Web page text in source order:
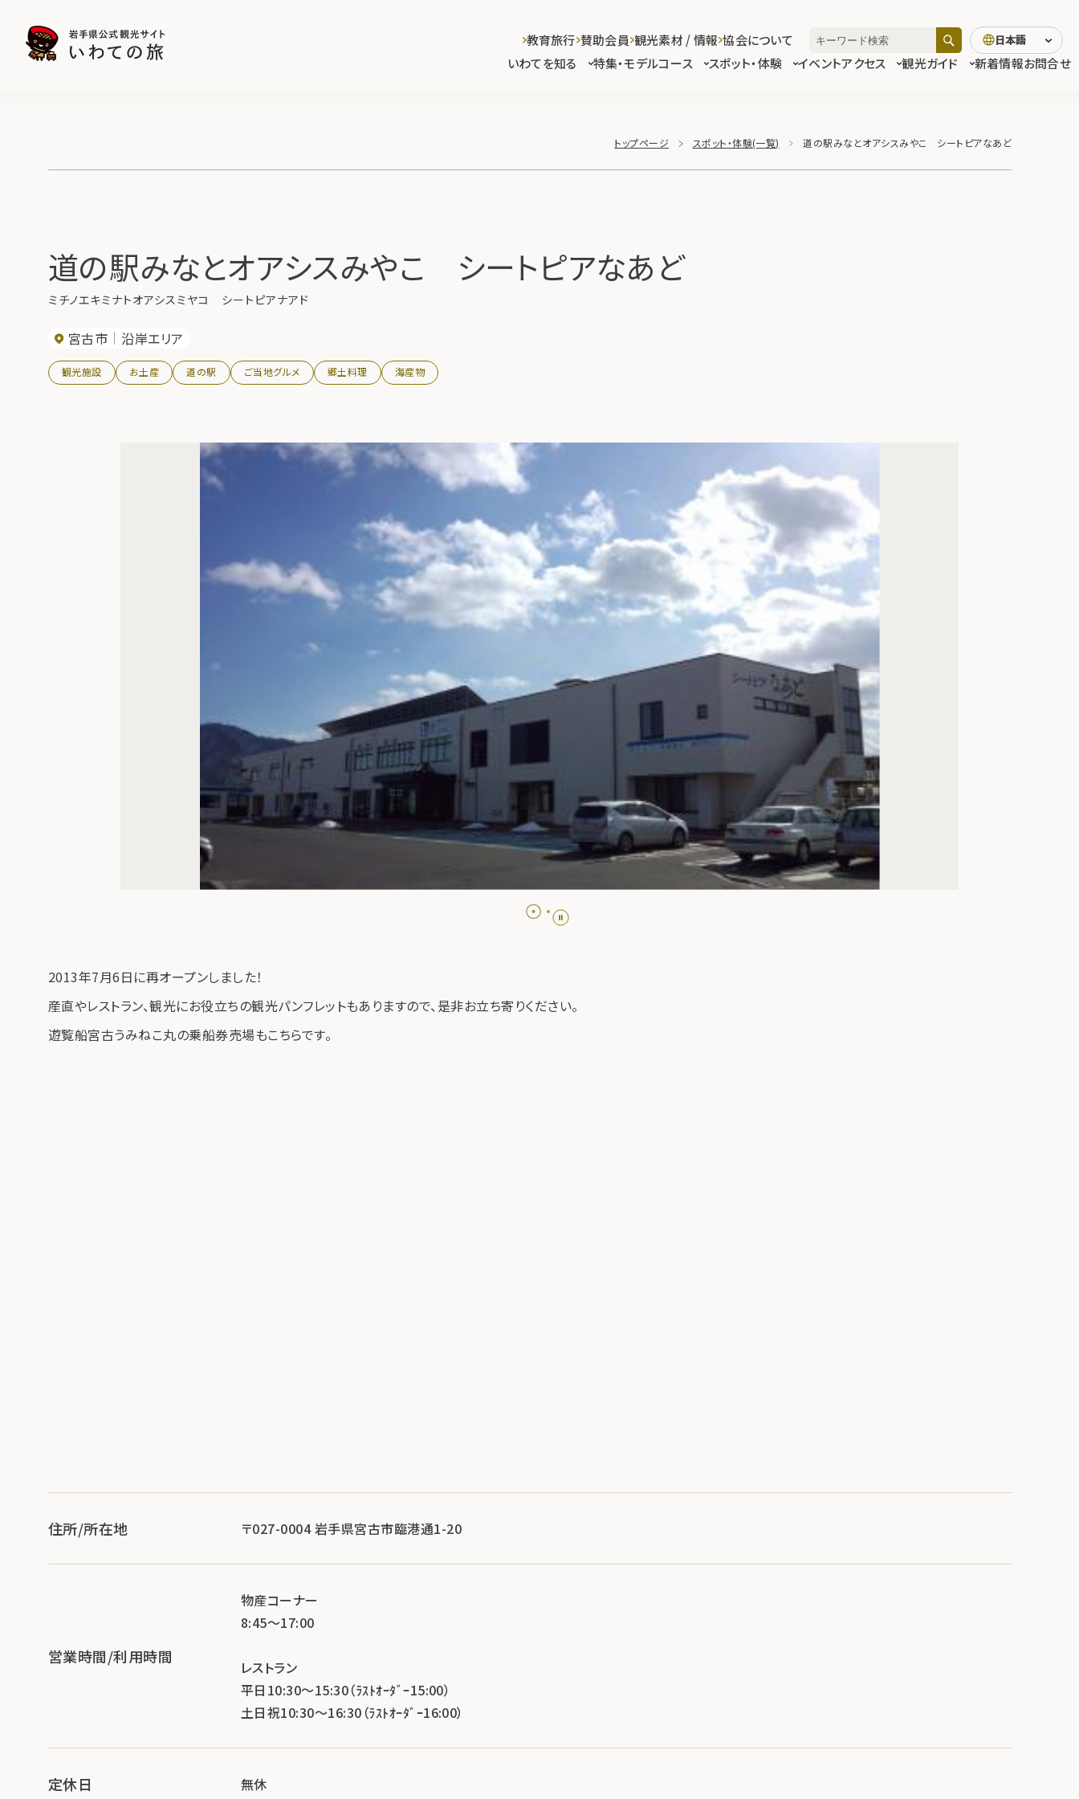
いわてを知る 特集・モデルコース スポット・体験 イベントアクセス 観光ガイド 新着情報お問合せ
教育旅行 賛助会員 観光素材 / 情報 協会について 日本語
トップページ スポット・体験(一覧) 道の駅みなとオアシスみやこ シートピアなあど
道の駅みなとオアシスみやこ シートピアなあど
ミチノエキミナトオアシスミヤコ シートピアナアド
宮古市 沿岸エリア
観光施設 お土産 道の駅 ご当地グルメ 郷土料理 海産物
2013年7月6日に再オープンしました！
産直やレストラン、観光にお役立ちの観光パンフレットもありますので、是非お立ち寄りください。
遊覧船宮古うみねこ丸の乗船券売場もこちらです。
住所/所在地 〒027-0004 岩手県宮古市臨港通1-20
営業時間/利用時間
物産コーナー
8:45～17:00
レストラン
平日10:30～15:30（ﾗｽﾄｵｰﾀﾞｰ15:00）
土日祝10:30～16:30（ﾗｽﾄｵｰﾀﾞｰ16:00）
定休日 無休